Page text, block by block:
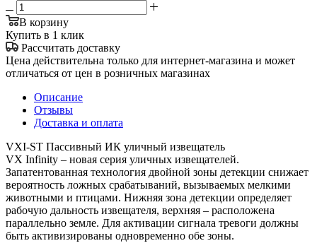
В корзину
Купить в 1 клик
Рассчитать доставку
Цена действительна только для интернет-магазина и может
отличаться от цен в розничных магазинах
Описание
Отзывы
Доставка и оплата
VXI-ST Пассивный ИК уличный извещатель
VX Infinity – новая серия уличных извещателей.
Запатентованная технология двойной зоны детекции снижает
вероятность ложных срабатываний, вызываемых мелкими
животными и птицами. Нижняя зона детекции определяет
рабочую дальность извещателя, верхняя – расположена
параллельно земле. Для активации сигнала тревоги должны
быть активизированы одновременно обе зоны.